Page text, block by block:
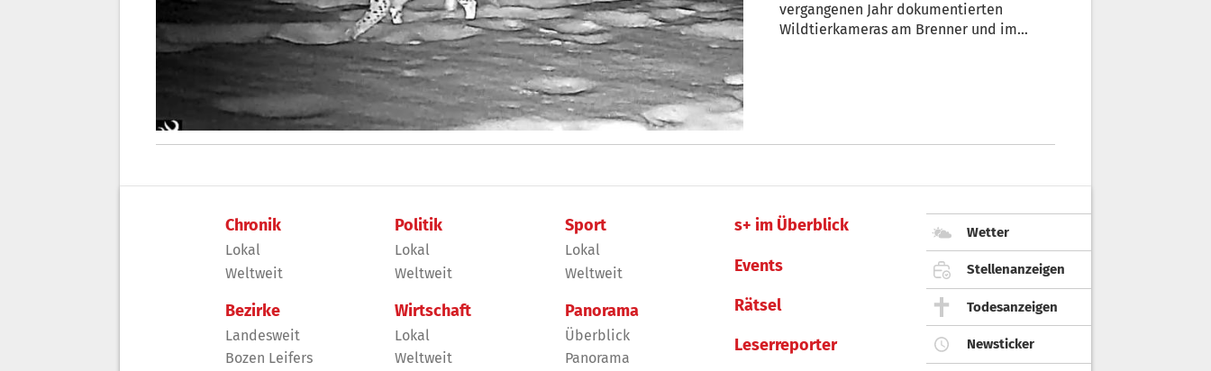
vergangenen Jahr dokumentierten
Wildtierkameras am Brenner und im
Chronik
Lokal
Weltweit
Bezirke
Landesweit
Bozen Leifers
Politik
Lokal
Weltweit
Wirtschaft
Lokal
Weltweit
Sport
Lokal
Weltweit
Panorama
Überblick
Panorama
s+ im Überblick
Events
Rätsel
Leserreporter
Wetter
Stellenanzeigen
Todesanzeigen
Newsticker